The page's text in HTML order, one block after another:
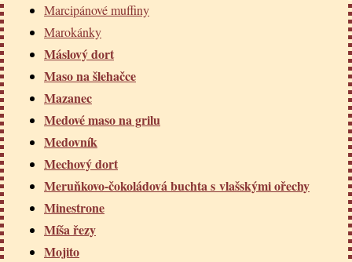
Marcipánové muffiny
Marokánky
Máslový dort
Maso na šlehačce
Mazanec
Medové maso na grilu
Medovník
Mechový dort
Meruňkovo-čokoládová buchta s vlašskými ořechy
Minestrone
Míša řezy
Mojito